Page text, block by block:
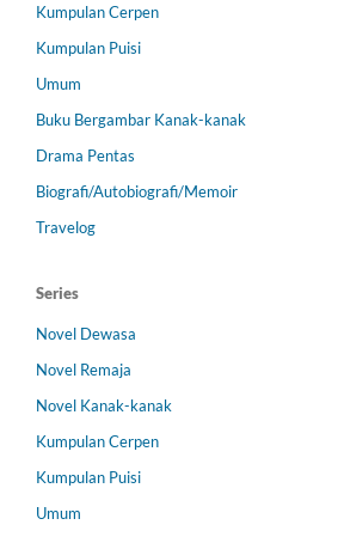
Kumpulan Cerpen
Kumpulan Puisi
Umum
Buku Bergambar Kanak-kanak
Drama Pentas
Biografi/Autobiografi/Memoir
Travelog
Series
Novel Dewasa
Novel Remaja
Novel Kanak-kanak
Kumpulan Cerpen
Kumpulan Puisi
Umum